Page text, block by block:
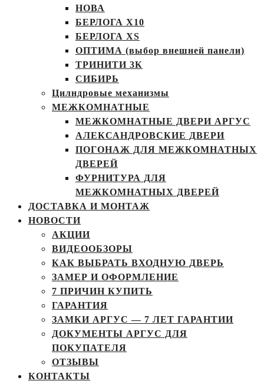
НОВА
БЕРЛОГА Х10
БЕРЛОГА XS
ОПТИМА (выбор внешней панели)
ТРИНИТИ 3К
СИБИРЬ
Цилндровые механизмы
МЕЖКОМНАТНЫЕ
МЕЖКОМНАТНЫЕ ДВЕРИ АРГУС
АЛЕКСАНДРОВСКИЕ ДВЕРИ
ПОГОНАЖ ДЛЯ МЕЖКОМНАТНЫХ
ДВЕРЕЙ
ФУРНИТУРА ДЛЯ
МЕЖКОМНАТНЫХ ДВЕРЕЙ
ДОСТАВКА И МОНТАЖ
НОВОСТИ
АКЦИИ
ВИДЕООБЗОРЫ
КАК ВЫБРАТЬ ВХОДНУЮ ДВЕРЬ
ЗАМЕР И ОФОРМЛЕНИЕ
7 ПРИЧИН КУПИТЬ
ГАРАНТИЯ
ЗАМКИ АРГУС — 7 ЛЕТ ГАРАНТИИ
ДОКУМЕНТЫ АРГУС ДЛЯ
ПОКУПАТЕЛЯ
ОТЗЫВЫ
КОНТАКТЫ